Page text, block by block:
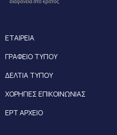
ΕΤΑΙΡΕΙΑ
ΓΡΑΦΕΙΟ ΤΥΠΟΥ
ΔΕΛΤΙΑ ΤΥΠΟΥ
ΧΟΡΗΓΙΕΣ ΕΠΙΚΟΙΝΩΝΙΑΣ
ΕΡΤ ΑΡΧΕΙΟ